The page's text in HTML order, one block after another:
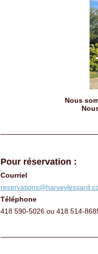
Nous
Pour réservation :
Courriel
Téléphone
418 590-5026 ou 418 514-